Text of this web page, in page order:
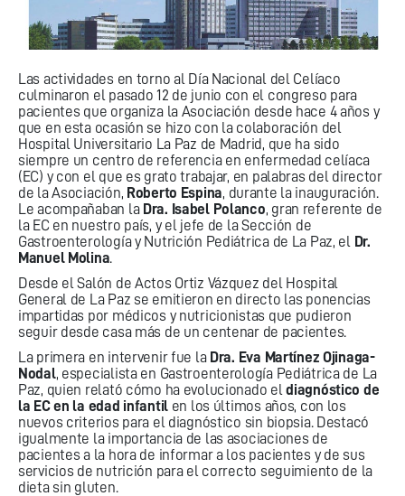
Las actividades en torno al Día Nacional del Celíaco
culminaron el pasado 12 de junio con el congreso para
pacientes que organiza la Asociación desde hace 4 años y
que en esta ocasión se hizo con la colaboración del
Hospital Universitario La Paz de Madrid, que ha sido
siempre un centro de referencia en enfermedad celíaca
(EC) y con el que es grato trabajar, en palabras del director
de la Asociación, Roberto Espina, durante la inauguración.
Le acompañaban la Dra. Isabel Polanco, gran referente de
la EC en nuestro país, y el jefe de la Sección de
Gastroenterología y Nutrición Pediátrica de La Paz, el Dr.
Manuel Molina.
Desde el Salón de Actos Ortiz Vázquez del Hospital
General de La Paz se emitieron en directo las ponencias
impartidas por médicos y nutricionistas que pudieron
seguir desde casa más de un centenar de pacientes.
La primera en intervenir fue la Dra. Eva Martínez Ojinaga-
Nodal, especialista en Gastroenterología Pediátrica de La
Paz, quien relató cómo ha evolucionado eldiagnóstico de
la EC en la edad infantil en los últimos años, con los
nuevos criterios para el diagnóstico sin biopsia. Destacó
igualmente la importancia de las asociaciones de
pacientes a la hora de informar a los pacientes y de sus
servicios de nutrición para el correcto seguimiento de la
dieta sin gluten.